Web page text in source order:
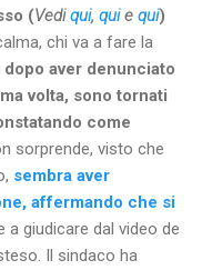
(Vediqui, quie qui)
chi va a fare la
aver denunciato
volta, sono tornati
come
sorprende, visto che
sembra aver
affermando che si
a giudicare dal video de
Il sindaco ha